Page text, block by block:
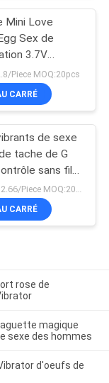
Mini Love
Sex de
3.7V
des
Piece MOQ:20pcs
CARRÉ
de sexe
tache de G
sans fil
Silicone de
$10.66- $12.66/Piece MOQ:20pcs
CARRÉ
rose de
magique
sexe des hommes
d'oeufs de